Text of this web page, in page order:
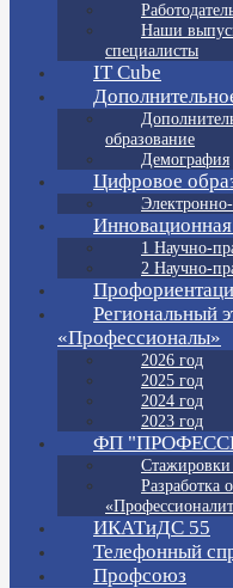
Наши
специалисты
IT Cube
образование
Демография
Цифровое
1 Научно-
2 Научно-
Региональный
«Профессионалы»
2026 год
2025 год
2024 год
2023 год
ФП
Стажировки
Разработка
ИКАТиДС 55
Телефонный
Профсоюз